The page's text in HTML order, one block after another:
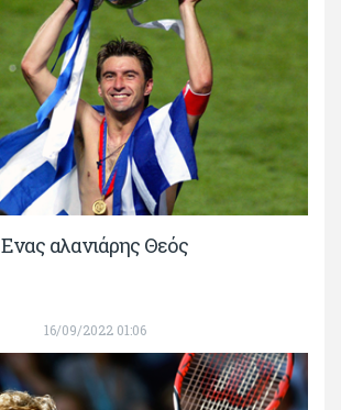
Ενας αλανιάρης Θεός
16/09/2022 01:06